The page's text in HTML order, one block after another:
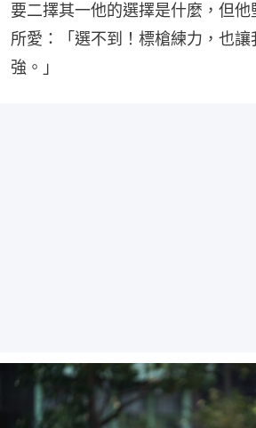
要二擇其一他的選擇是什麼，但
所愛：「選不到！標槍練力，也讓
強。」